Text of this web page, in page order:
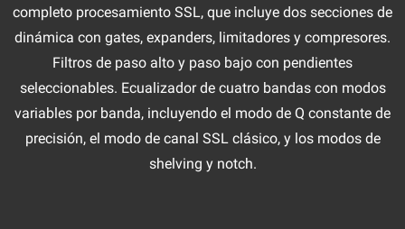
completo procesamiento SSL, que incluye dos secciones de
dinámica con gates, expanders, limitadores y compresores.
Filtros de paso alto y paso bajo con pendientes
seleccionables. Ecualizador de cuatro bandas con modos
variables por banda, incluyendo el modo de Q constante de
precisión, el modo de canal SSL clásico, y los modos de
shelving y notch.